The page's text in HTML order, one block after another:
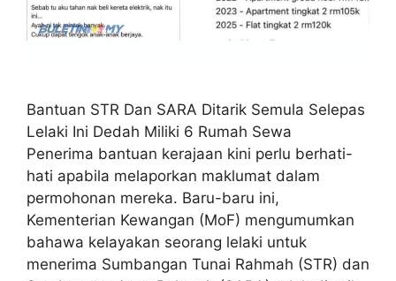
Bantuan STR Dan SARA Ditarik Semula Selepas
Lelaki Ini Dedah Miliki 6 Rumah Sewa
Penerima bantuan kerajaan kini perlu berhati-
hati apabila melaporkan maklumat dalam
permohonan mereka. Baru-baru ini,
Kementerian Kewangan (MoF) mengumumkan
bahawa kelayakan seorang lelaki untuk
menerima Sumbangan Tunai Rahmah (STR) dan